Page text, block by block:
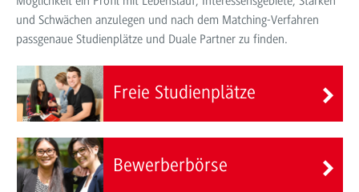
und Schwächen anzulegen und nach dem Matching-Verfahren
passgenaue Studienplätze und Duale Partner zu finden.
Freie Studienplätze
Bewerberbörse